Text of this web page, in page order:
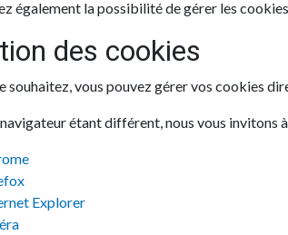
également la possibilité de gérer les
des cookies
souhaitez, vous pouvez gérer vos cookies
étant différent, nous vous invitons
Explorer